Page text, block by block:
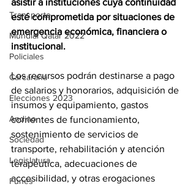
Transporte
Mundial Qatar 2022
Policiales
Carcarañá
Elecciones 2023
Andino
Sociedad
Legislatura
Funes
asistir a instituciones cuya continuidad
esté comprometida por situaciones de
emergencia económica, financiera o
institucional.
Los recursos podrán destinarse a pago
de salarios y honorarios, adquisición de
insumos y equipamiento, gastos
corrientes de funcionamiento,
sostenimiento de servicios de
transporte, rehabilitación y atención
terapéutica, adecuaciones de
accesibilidad, y otras erogaciones